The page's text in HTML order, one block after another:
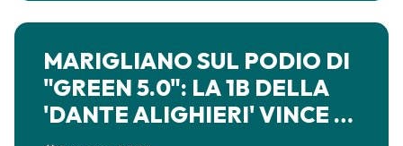
MARIGLIANO SUL PODIO DI
"GREEN 5.0": LA 1B DELLA
'DANTE ALIGHIERI' VINCE A